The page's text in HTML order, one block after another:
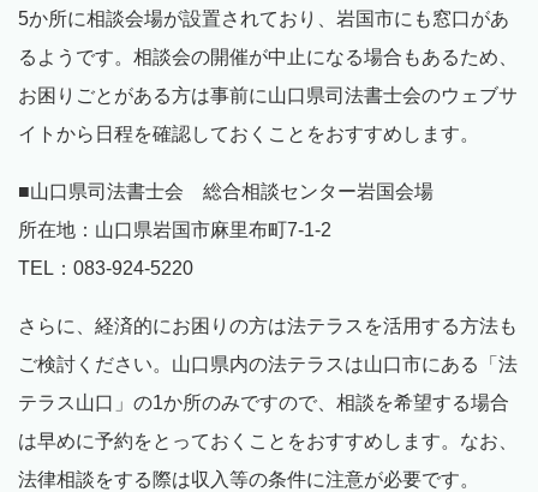
5か所に相談会場が設置されており、岩国市にも窓口があ
るようです。相談会の開催が中止になる場合もあるため、
お困りごとがある方は事前に山口県司法書士会のウェブサ
イトから日程を確認しておくことをおすすめします。
■山口県司法書士会 総合相談センター岩国会場
所在地：山口県岩国市麻里布町7-1-2
TEL：083-924-5220
さらに、経済的にお困りの方は法テラスを活用する方法も
ご検討ください。山口県内の法テラスは山口市にある「法
テラス山口」の1か所のみですので、相談を希望する場合
は早めに予約をとっておくことをおすすめします。なお、
法律相談をする際は収入等の条件に注意が必要です。